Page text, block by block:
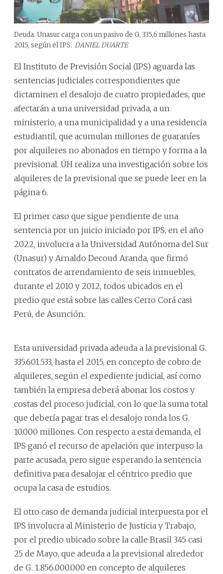
Deuda. Unasur carga con un pasivo de G. 335,6 millones hasta
2015, según el IPS. DANIEL DUARTE
El Instituto de Previsión Social (IPS) aguarda las
sentencias judiciales correspondientes que
dictaminen el desalojo de cuatro propiedades, que
afectarán a una universidad privada, a un
ministerio, a una municipalidad y a una residencia
estudiantil, que acumulan millones de guaraníes
por alquileres no abonados en tiempo y forma a la
previsional. ÚH realiza una investigación sobre los
alquileres de la previsional que se puede leer en la
página 6.
El primer caso que sigue pendiente de una
sentencia por un juicio iniciado por IPS, en el año
2022, involucra a la Universidad Autónoma del Sur
(Unasur) y Arnaldo Decoud Aranda, que firmó
contratos de arrendamiento de seis inmuebles,
durante el 2010 y 2012, todos ubicados en el
predio que está sobre las calles Cerro Corá casi
Perú, de Asunción.
Esta universidad privada adeuda a la previsional G.
335.601.533, hasta el 2015, en concepto de cobro de
alquileres, según el expediente judicial, así como
también la empresa deberá abonar los costos y
costas del proceso judicial, con lo que la suma total
que debería pagar tras el desalojo ronda los G.
10.000 millones. Con respecto a esta demanda, el
IPS ganó el recurso de apelación que interpuso la
parte acusada, pero sigue esperando la sentencia
definitiva para desalojar el céntrico predio que
ocupa la casa de estudios.
El otro caso de demanda judicial interpuesta por el
IPS involucra al Ministerio de Justicia y Trabajo,
por el predio ubicado sobre la calle Brasil 345 casi
25 de Mayo, que adeuda a la previsional alrededor
de G. 1.856.000.000 en concepto de alquileres